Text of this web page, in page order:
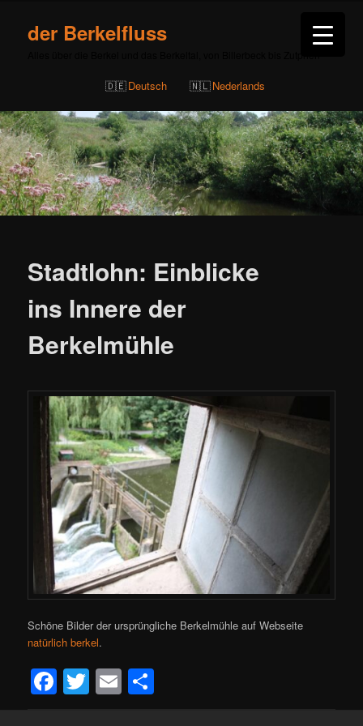
der Berkelfluss
Deutsch Nederlands
Stadtlohn: Einblicke
ins Innere der
Berkelmühle
Schöne Bilder der ursprüngliche Berkelmühle auf Webseite
natürlich berkel.
Facebook
Twitter
Email